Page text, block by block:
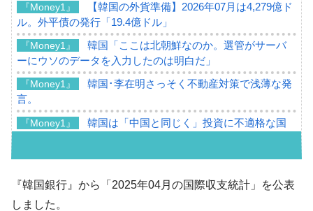
『Money1』
【韓国の外貨準備】2026年07月は4,279億ド
ル。外平債の発行「19.4億ドル」
『Money1』
韓国「ここは北朝鮮なのか。選管がサーバ
ーにウソのデータを入力したのは明白だ」
『Money1』
韓国･李在明さっそく不動産対策で浅薄な発
言。
『Money1』
韓国は「中国と同じく」投資に不適格な国
『Money1』
『韓国銀行』が「金の保有量を増やしま
す」⇒「金を経由するドル入手」手段ではないのか？
『Money1』
『韓国銀行』から「2025年04月の国際収支統計」を公表
しました。